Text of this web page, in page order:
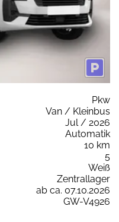
Pkw
Van / Kleinbus
Jul / 2026
Automatik
10 km
5
Weiß
Zentrallager
ab ca. 07.10.2026
GW-V4926